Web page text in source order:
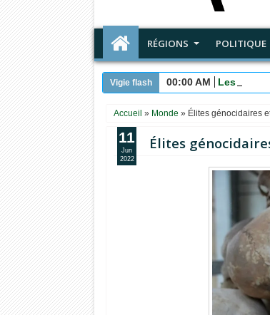
RÉGIONS POLITIQUE
Vigie flash 00:00 AM Les
Accueil » Monde » Élites génocidaires
Élites
11
Jun
2022